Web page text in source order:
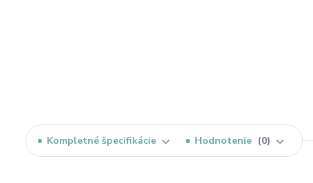
Kompletné špecifikácie Hodnotenie 0